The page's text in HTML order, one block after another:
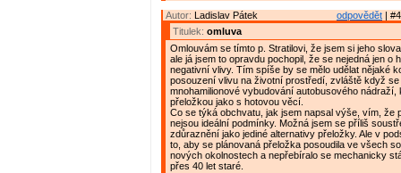
odpovědět |
Autor: Ladislav Pátek
Titulek: omluva
Omlouvám se tímto p. Stratilovi, že jsem si jeho
ale já jsem to opravdu pochopil, že se nejedná jen o
negativní vlivy. Tím spíše by se mělo udělat nějaké
posouzení vlivu na životní prostředí, zvláště když se
mnohamilionové vybudování autobusového nádraží,
přeložkou jako s hotovou věcí.
Co se týká obchvatu, jak jsem napsal výše, vím, že
nejsou ideální podmínky. Možná jsem se příliš
zdůraznění jako jediné alternativy přeložky. Ale v
to, aby se plánovaná přeložka posoudila ve všech
nových okolnostech a nepřebíralo se mechanicky
přes 40 let staré.